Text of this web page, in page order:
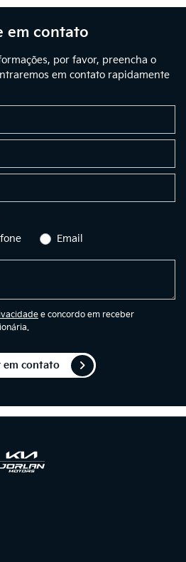
em contato
por favor, preencha o
em contato rapidamente
Email
e concordo em receber
em contato